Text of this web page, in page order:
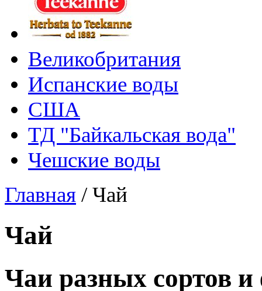
Великобритания
Испанские воды
США
ТД "Байкальская вода"
Чешские воды
Главная /Чай
Чай
Чаи разных сортов и